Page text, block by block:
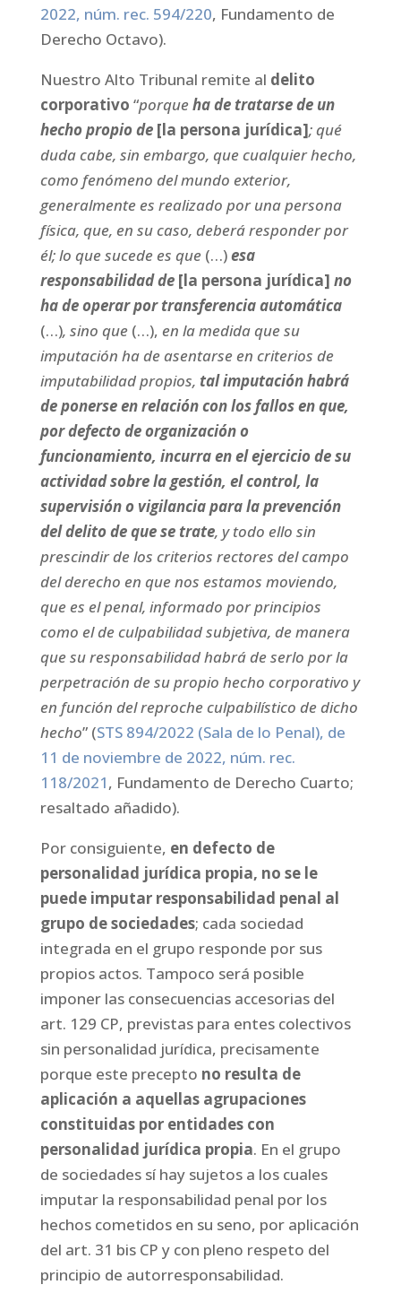
2022, núm. rec. 594/220, Fundamento de
Derecho Octavo).
Nuestro Alto Tribunal remite al delito
corporativo “porqueha de tratarse de un
hecho propio de [la persona jurídica]; qué
duda cabe, sin embargo, que cualquier hecho,
como fenómeno del mundo exterior,
generalmente es realizado por una persona
física, que, en su caso, deberá responder por
él; lo que sucede es que(…)esa
responsabilidad de [la persona jurídica] no
ha de operar por transferencia automática
(…), sino que (…), en la medida que su
imputación ha de asentarse en criterios de
imputabilidad propios, tal imputación habrá
de ponerse en relación con los fallos en que,
por defecto de organización o
funcionamiento, incurra en el ejercicio de su
actividad sobre la gestión, el control, la
supervisión o vigilancia para la prevención
del delito de que se trate, y todo ello sin
prescindir de los criterios rectores del campo
del derecho en que nos estamos moviendo,
que es el penal, informado por principios
como el de culpabilidad subjetiva, de manera
que su responsabilidad habrá de serlo por la
perpetración de su propio hecho corporativo y
en función del reproche culpabilístico de dicho
hecho” (STS 894/2022 (Sala de lo Penal), de
11 de noviembre de 2022, núm. rec.
118/2021, Fundamento de Derecho Cuarto;
resaltado añadido).
Por consiguiente, en defecto de
personalidad jurídica propia, no se le
puede imputar responsabilidad penal al
grupo de sociedades; cada sociedad
integrada en el grupo responde por sus
propios actos. Tampoco será posible
imponer las consecuencias accesorias del
art. 129 CP, previstas para entes colectivos
sin personalidad jurídica, precisamente
porque este precepto no resulta de
aplicación a aquellas agrupaciones
constituidas por entidades con
personalidad jurídica propia. En el grupo
de sociedades sí hay sujetos a los cuales
imputar la responsabilidad penal por los
hechos cometidos en su seno, por aplicación
del art. 31 bis CP y con pleno respeto del
principio de autorresponsabilidad.